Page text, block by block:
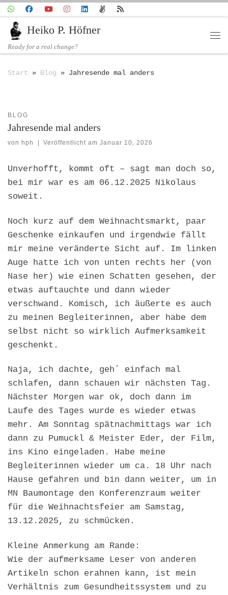
Zum Inhalt springen
Heiko P. Höfner
Ready for a real change?
Start » Blog » Jahresende mal anders
BLOG
Jahresende mal anders
von hph | Veröffentlicht amJanuar 10, 2026
Unverhofft, kommt oft – sagt man doch so,
bei mir war es am 06.12.2025 Nikolaus
soweit.
Noch kurz auf dem Weihnachtsmarkt, paar
Geschenke einkaufen und irgendwie fällt
mir meine veränderte Sicht auf. Im linken
Auge hatte ich von unten rechts her (von
Nase her) wie einen Schatten gesehen, der
etwas auftauchte und dann wieder
verschwand. Komisch, ich äußerte es auch
zu meinen Begleiterinnen, aber habe dem
selbst nicht so wirklich Aufmerksamkeit
geschenkt.
Naja, ich dachte, geh´ einfach mal
schlafen, dann schauen wir nächsten Tag.
Nächster Morgen war ok, doch dann im
Laufe des Tages wurde es wieder etwas
mehr. Am Sonntag spätnachmittags war ich
dann zu Pumuckl & Meister Eder, der Film,
ins Kino eingeladen. Habe meine
Begleiterinnen wieder um ca. 18 Uhr nach
Hause gefahren und bin dann weiter, um in
MN Baumontage den Konferenzraum weiter
für die Weihnachtsfeier am Samstag,
13.12.2025, zu schmücken.
Kleine Anmerkung am Rande:
Wie der aufmerksame Leser von anderen
Artikeln schon erahnen kann, ist mein
Verhältnis zum Gesundheitssystem und zu